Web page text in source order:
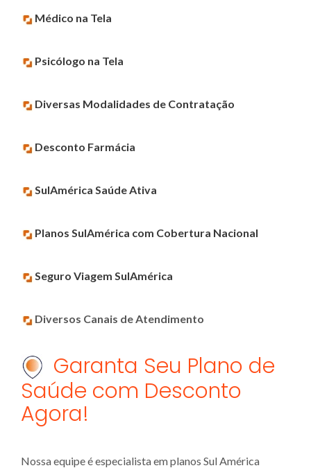
Médico na Tela
Psicólogo na Tela
Diversas Modalidades de Contratação
Desconto Farmácia
SulAmérica Saúde Ativa
Planos SulAmérica com Cobertura Nacional
Seguro Viagem SulAmérica
Diversos Canais de Atendimento
Garanta Seu Plano de
Saúde com Desconto
Agora!
Nossa equipe é especialista em planos Sul América